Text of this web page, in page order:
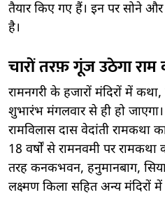
तैयार किए गए हैं। इन पर सोने
है।
चारों तरफ़ गूंज उठेगा राम
रामनगरी के हजारों मंदिरों में
शुभारंभ मंगलवार से ही हो
रामविलास दास वेदांती रामकथा
18 वर्षों से रामनवमी पर
तरह कनकभवन, हनुमानबाग,
लक्ष्मण किला सहित अन्य मंदिरों में